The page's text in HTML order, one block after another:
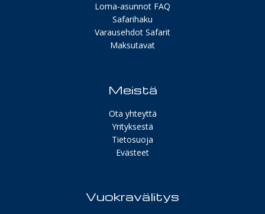
Loma-asunnot FAQ
Safarihaku
Varausehdot Safarit
Maksutavat
Meistä
Ota yhteyttä
Yrityksestä
Tietosuoja
Evästeet
Vuokravälitys